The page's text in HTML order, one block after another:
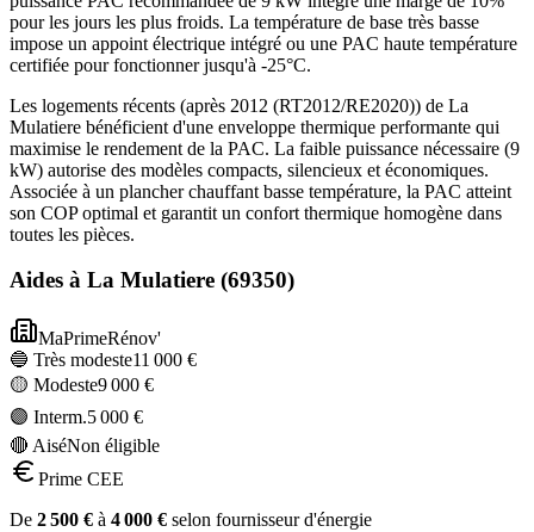
pour les jours les plus froids. La température de base très basse
impose un appoint électrique intégré ou une PAC haute température
certifiée pour fonctionner jusqu'à -25°C.
Les logements récents (après 2012 (RT2012/RE2020)) de La
Mulatiere bénéficient d'une enveloppe thermique performante qui
maximise le rendement de la PAC. La faible puissance nécessaire (9
kW) autorise des modèles compacts, silencieux et économiques.
Associée à un plancher chauffant basse température, la PAC atteint
son COP optimal et garantit un confort thermique homogène dans
toutes les pièces.
Aides à La Mulatiere (69350)
MaPrimeRénov'
🔵 Très modeste11 000 €
🟡 Modeste9 000 €
🟣 Interm.5 000 €
🔴 AiséNon éligible
Prime CEE
De 2 500 € à 4 000 € selon fournisseur d'énergie